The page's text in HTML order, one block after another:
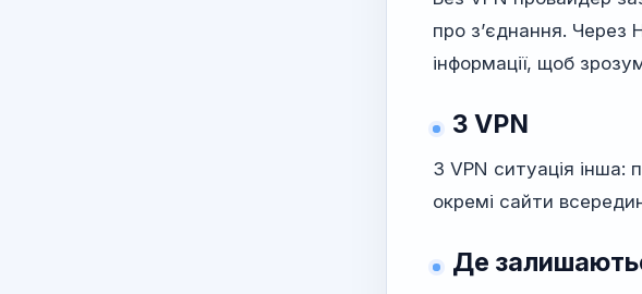
про з’єднання. Через
інформації, щоб
З VPN
З VPN ситуація інша:
окремі сайти
Де